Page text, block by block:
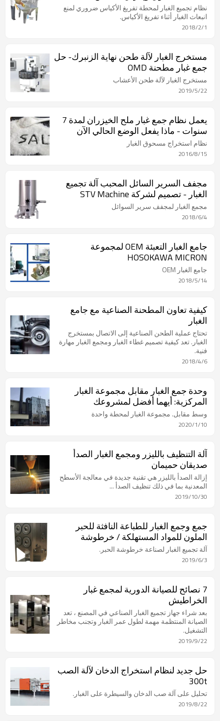
نظام تجميع الغبار لمحطة تفريغ الأكياس ضروري لمنع
انبعاث الغبار أثناء تفريغ الأكياس.
2018/2/1
مستخرج الغبار لآلة طحن نهاية الزنبرك- حل
جمع غبار مطحنة OMD
مستخرج الغبار لآلة طحن الأعشاب
2019/5/22
يعمل نظام جمع غبار ملح الخيزران لمدة 7
سنوات - ماذا يفعل الوضع الحالي الآن
نظام استخراج مسحوق الغبار
2016/8/15
مجفف السرير السائل المحبب آلة تجميع
الغبار - تصميم لشركة STV Machine
مجمع الغبار لمجفف سرير السوائل
2018/6/4
جامع الغبار التعبئة OEM لمجموعة
HOSOKAWA MICRON
جامع الغبار OEM
2018/5/14
كيفية تعاون المطحنة الصناعية مع جامع
الغبار
تحتاج عملية الطحن الصناعية إلى الاتصال بمستخرج
الغبار. تعد كيفية تصميم غطاء الغبار ومجمع الغبار مهارة
فنية.
2018/4/6
وحدة جمع الغبار مقابل مجموعة الغبار
المركزية: أيهما أفضل لمشروعك
وسط مقابل. مجموعة الغبار لمحطة واحدة
2020/1/10
آلة التنظيف بالليزر ومجمع الغبار الصدأ
صديقان حميمان
إزالة الصدأ بالليزر هي تقنية جديدة في معالجة الأسطح
المعدنية بما في ذلك تنظيف الصدأ ...
2019/10/30
جمع وجمع الغبار للطباعة النافثة للحبر
الملون للمواد المستهلكة / خرطوشة
الطباعة النافثة للحبر
آلة تجميع الغبار لصناعة خرطوشة الحبر.
2019/6/3
7 نصائح للصيانة الدورية لمجمع غبار
الخراطيش
بعد شراء جهاز تجميع الغبار الصناعي في المصنع ، تعد
الصيانة المنتظمة مهمة لطول عمر الغبار وتجنب مخاطر
التشغيل.
2019/9/22
حل جديد لنظام استخراج الدخان لآلة الصب
300t
تحليل على آلة صب الدخان والسيطرة على الغبار.
2019/8/22